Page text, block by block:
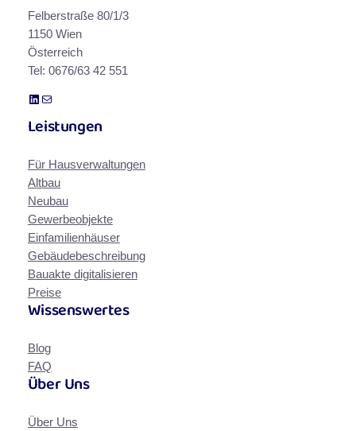
Felberstraße 80/1/3
1150 Wien
Österreich
Tel: 0676/63 42 551
LinkedIn E-Mail
Leistungen
Für Hausverwaltungen
Altbau
Neubau
Gewerbeobjekte
Einfamilienhäuser
Gebäudebeschreibung
Bauakte digitalisieren
Preise
Wissenswertes
Blog
FAQ
Über Uns
Über Uns